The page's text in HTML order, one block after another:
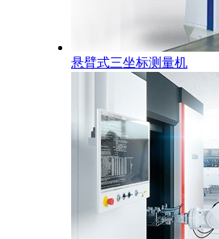
悬臂式三坐标测量机